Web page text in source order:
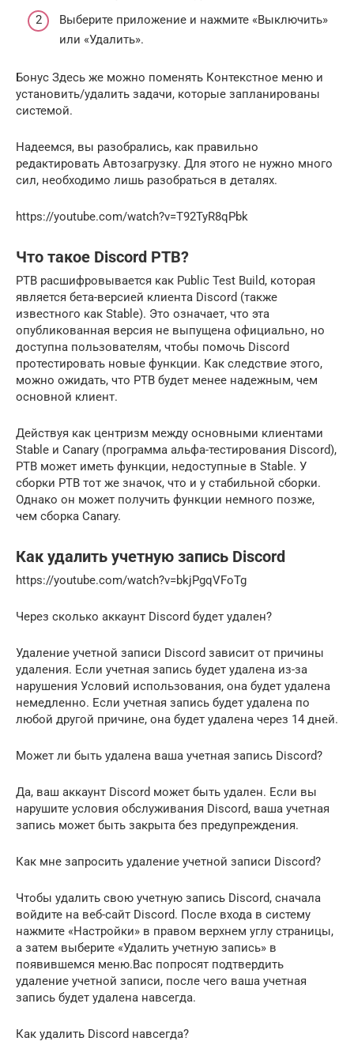
Выберите приложение и нажмите «Выключить»
или «Удалить».
Бонус Здесь же можно поменять Контекстное меню и
установить/удалить задачи, которые запланированы
системой.
Надеемся, вы разобрались, как правильно
редактировать Автозагрузку. Для этого не нужно много
сил, необходимо лишь разобраться в деталях.
https://youtube.com/watch?v=T92TyR8qPbk
Что такое Discord PTB?
PTB расшифровывается как Public Test Build, которая
является бета-версией клиента Discord (также
известного как Stable). Это означает, что эта
опубликованная версия не выпущена официально, но
доступна пользователям, чтобы помочь Discord
протестировать новые функции. Как следствие этого,
можно ожидать, что PTB будет менее надежным, чем
основной клиент.
Действуя как центризм между основными клиентами
Stable и Canary (программа альфа-тестирования Discord),
PTB может иметь функции, недоступные в Stable. У
сборки PTB тот же значок, что и у стабильной сборки.
Однако он может получить функции немного позже,
чем сборка Canary.
Как удалить учетную запись Discord
https://youtube.com/watch?v=bkjPgqVFoTg
Через сколько аккаунт Discord будет удален?
Удаление учетной записи Discord зависит от причины
удаления. Если учетная запись будет удалена из-за
нарушения Условий использования, она будет удалена
немедленно. Если учетная запись будет удалена по
любой другой причине, она будет удалена через 14 дней.
Может ли быть удалена ваша учетная запись Discord?
Да, ваш аккаунт Discord может быть удален. Если вы
нарушите условия обслуживания Discord, ваша учетная
запись может быть закрыта без предупреждения.
Как мне запросить удаление учетной записи Discord?
Чтобы удалить свою учетную запись Discord, сначала
войдите на веб-сайт Discord. После входа в систему
нажмите «Настройки» в правом верхнем углу страницы,
а затем выберите «Удалить учетную запись» в
появившемся меню.Вас попросят подтвердить
удаление учетной записи, после чего ваша учетная
запись будет удалена навсегда.
Как удалить Discord навсегда?